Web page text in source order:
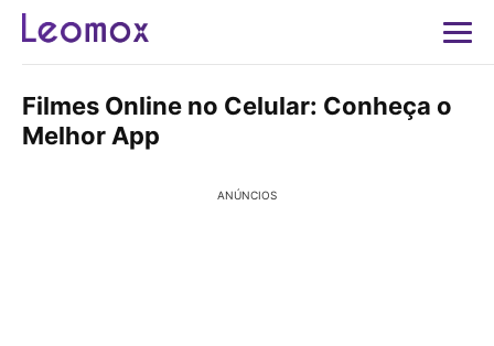
Filmes Online no Celular: Conheça o
Melhor App
ANÚNCIOS